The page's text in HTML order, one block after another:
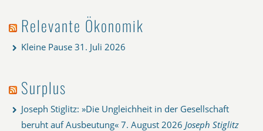
Relevante Ökonomik
Kleine Pause 31. Juli 2026
Surplus
Joseph Stiglitz: »Die Ungleichheit in der Gesellschaft
beruht auf Ausbeutung« 7. August 2026 Joseph Stiglitz